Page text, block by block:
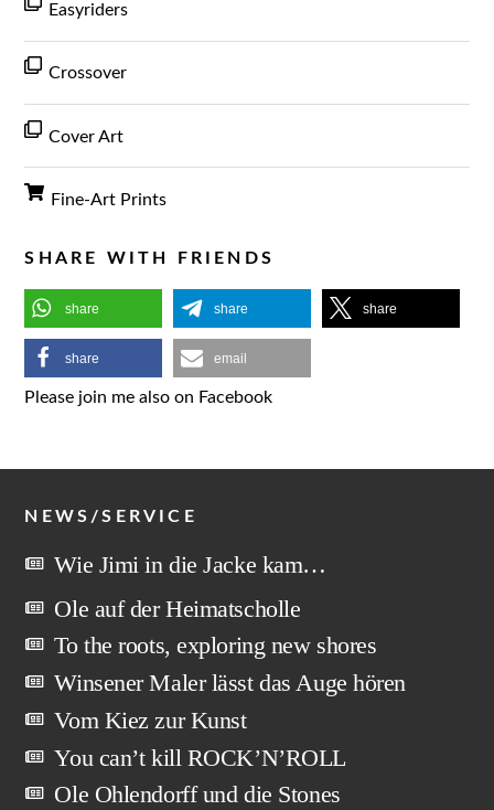
Easyriders
Crossover
Cover Art
Fine-Art Prints
SHARE WITH FRIENDS
share share share
share email
Please join me also on Facebook
NEWS/SERVICE
Wie Jimi in die Jacke kam…
Ole auf der Heimatscholle
To the roots, exploring new shores
Winsener Maler lässt das Auge hören
Vom Kiez zur Kunst
You can’t kill ROCK’N’ROLL
Ole Ohlendorff und die Stones